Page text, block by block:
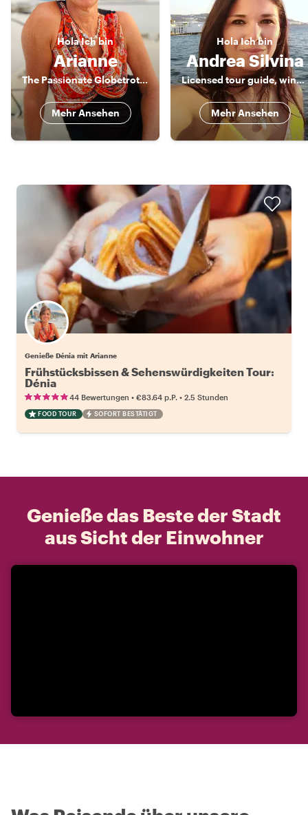
HolaIch bin
Arianne
The Passionate Globetrotter
Mehr Ansehen
HolaIch bin
Andrea Silvina
Licensed tour guide, wine lover & foodie
Mehr Ansehen
Genieße Dénia mit Arianne
Frühstücksbissen & Sehenswürdigkeiten Tour:
Dénia
44 Bewertungen • €83.64 p.P. • 2.5 Stunden
FOOD TOUR SOFORT BESTÄTIGT
Genieße das Beste der Stadt
aus Sicht der Einwohner